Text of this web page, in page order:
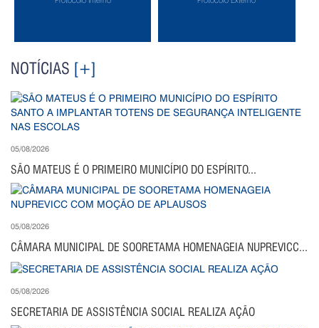
NOTÍCIAS [+]
05/08/2026
SÃO MATEUS É O PRIMEIRO MUNICÍPIO DO ESPÍRITO...
05/08/2026
CÂMARA MUNICIPAL DE SOORETAMA HOMENAGEIA NUPREVICC...
05/08/2026
SECRETARIA DE ASSISTÊNCIA SOCIAL REALIZA AÇÃO